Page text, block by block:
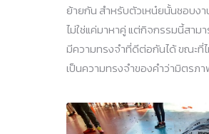
ย้ายกัน สำหรับตัวเหน๋ยนั้นชอบง
ไม่ใช่แค่มาหาคู่ แต่กิจกรรมนี้สาม
มีความทรงจำที่ดีต่อกันได้ ขณะที่ไ
เป็นความทรงจำของคำว่ามิตรภา